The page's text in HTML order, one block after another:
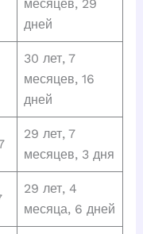
месяцев, 29
дней
30 лет, 7
месяцев, 16
дней
29 лет, 7
месяцев, 3 дня
29 лет, 4
месяца, 6 дней